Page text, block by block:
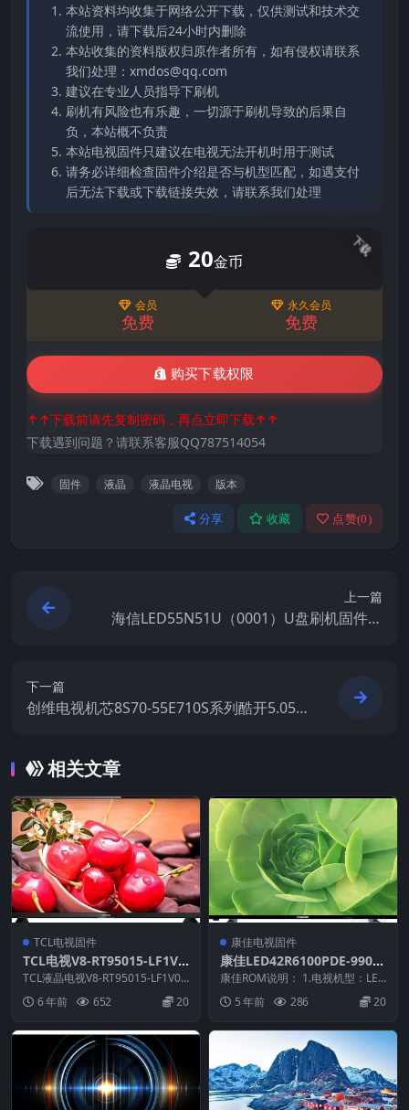
本站资料均收集于网络公开下载，仅供测试和技术交
流使用，请下载后24小时内删除
本站收集的资料版权归原作者所有，如有侵权请联系
我们处理：xmdos@qq.com
建议在专业人员指导下刷机
刷机有风险也有乐趣，一切源于刷机导致的后果自
负，本站概不负责
本站电视固件只建议在电视无法开机时用于测试
请务必详细检查固件介绍是否与机型匹配，如遇支付
后无法下载或下载链接失效，请联系我们处理
下载
20金币
会员
免费
永久会员
免费
购买下载权限
↑↑下载前请先复制密码，再点立即下载↑↑
下载遇到问题？请联系客服QQ787514054
固件 液晶 液晶电视 版本
分享 收藏 点赞(0)
上一篇
海信LED55N51U（0001）U盘刷机固件升
下一篇
创维电视机芯8S70-55E710S系列酷开5.05
相关文章
TCL电视固件
TCL电视V8-RT95015-LF1V0
26版本刷机固件升级包
TCL液晶电视V8-RT95015-LF1V02
6 年前 652 20
康佳电视固件
康佳LED42R6100PDE-9901
0503-V1.0.08_U盘刷机数据
固件
康佳ROM说明： 1.电视机型：LED
42R6100PDE 2.物料号：9901...
5 年前 286 20